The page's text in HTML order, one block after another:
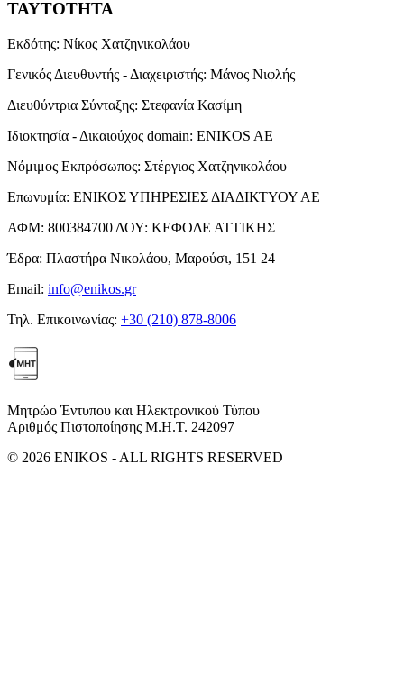
ΤΑΥΤΟΤΗΤΑ
Εκδότης: Νίκος Χατζηνικολάου
Γενικός Διευθυντής - Διαχειριστής: Μάνος Νιφλής
Διευθύντρια Σύνταξης: Στεφανία Κασίμη
Ιδιοκτησία - Δικαιούχος domain: ENIKOS AE
Νόμιμος Εκπρόσωπος: Στέργιος Χατζηνικολάου
Επωνυμία: ΕΝΙΚΟΣ ΥΠΗΡΕΣΙΕΣ ΔΙΑΔΙΚΤΥΟΥ ΑΕ
ΑΦΜ: 800384700 ΔΟΥ: ΚΕΦΟΔΕ ΑΤΤΙΚΗΣ
Έδρα: Πλαστήρα Νικολάου, Μαρούσι, 151 24
Email: info@enikos.gr
Τηλ. Επικοινωνίας: +30 (210) 878-8006
Μητρώο Έντυπου και Ηλεκτρονικού Τύπου
Αριθμός Πιστοποίησης Μ.Η.Τ. 242097
© 2026 ENIKOS - ALL RIGHTS RESERVED